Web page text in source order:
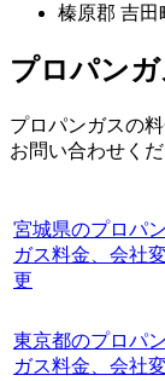
榛原郡 吉田
プロパン
プロパンガスの
お問い合わせくだ
宮城県のプロパン
ガス料金、会社
更
東京都のプロパン
ガス料金、会社